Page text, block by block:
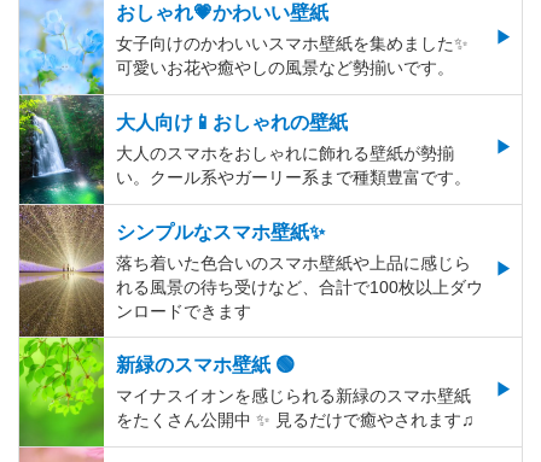
おしゃれ💗かわいい壁紙
女子向けのかわいいスマホ壁紙を集めました✨
可愛いお花や癒やしの風景など勢揃いです。
大人向け📱おしゃれの壁紙
大人のスマホをおしゃれに飾れる壁紙が勢揃
い。クール系やガーリー系まで種類豊富です。
シンプルなスマホ壁紙✨
落ち着いた色合いのスマホ壁紙や上品に感じら
れる風景の待ち受けなど、合計で100枚以上ダウ
ンロードできます
新緑のスマホ壁紙 🟢
マイナスイオンを感じられる新緑のスマホ壁紙
をたくさん公開中 ✨ 見るだけで癒やされます♫